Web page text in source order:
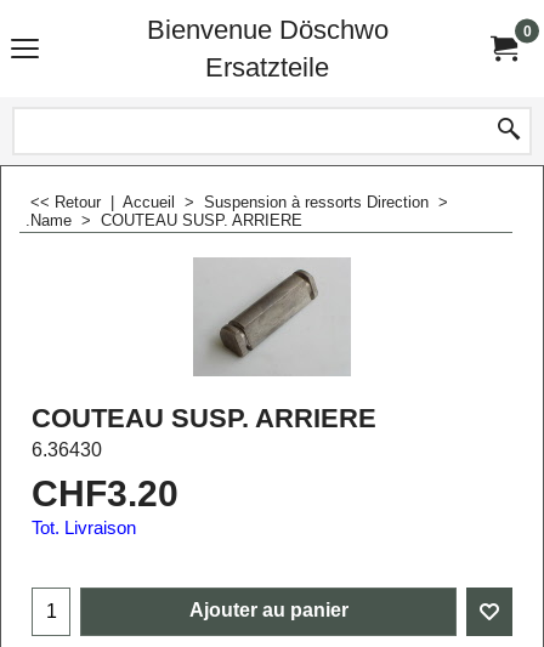
Bienvenue Döschwo
Ersatzteile
0
<< Retour Accueil > Suspension à ressorts Direction >
.Name > COUTEAU SUSP. ARRIERE
COUTEAU SUSP. ARRIERE
6.36430
CHF3.20
Tot. Livraison
Ajouter au panier